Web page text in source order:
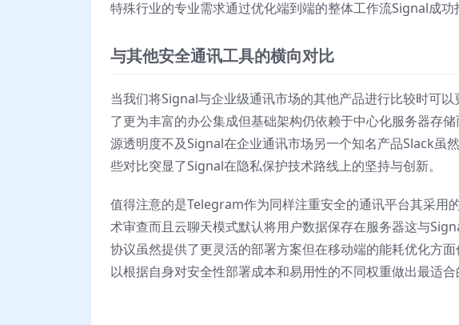
特殊行业的专业需求通过优化端到端的整体工作流Signal成功
与其他安全通讯工具的横向对比
当我们将Signal与企业级通讯市场的其他产品进行比较时可
了更为丰富的办公集成但基础架构仍依赖于中心化服务器存
源透明度不及Signal在企业通讯市场另一个知名产品Slack虽
些对比突显了Signal在隐私保护技术路线上的坚持与创新。
值得注意的是Telegram作为同样注重安全的通讯平台其采
术审查而且云聊天模式默认将用户数据保存在服务器这与
协议虽然提供了更灵活的部署方案但在移动端的能耗优化方
以根据自身对安全性部署成本和易用性的不同权重做出最适合